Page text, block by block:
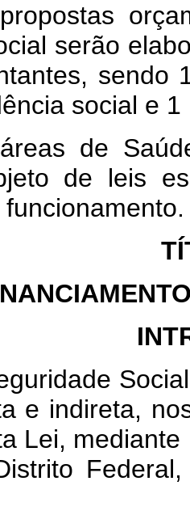
serão
social e
de
de leis
e indireta,
Lei,